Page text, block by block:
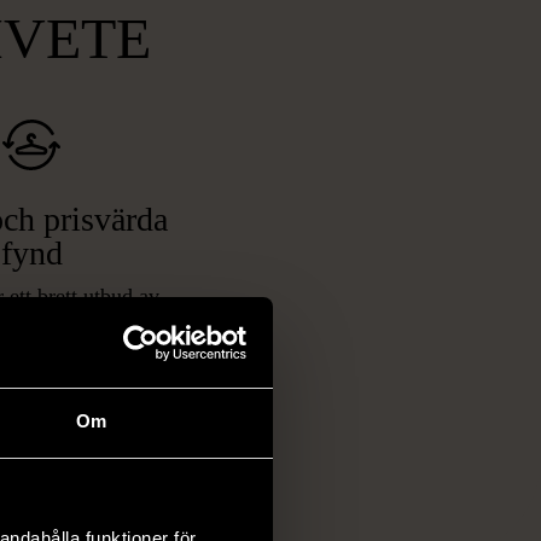
Om
prisvärda
fynd
ett brett utbud av
kläder och möbler
elektronik i våra
chansen att hitta
föremål som
vanliga butiker.